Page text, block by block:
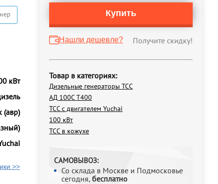
Купить
Нашли дешевле? Получите скидку!
Товар в категориях:
Дизельные генераторы ТСС
АД 100С Т400
ТСС с двигателем Yuchai
100 кВт
ТСС в кожухе
САМОВЫВОЗ:
Со склада в Москве и Подмосковье
сегодня, бесплатно
кВт
(авр)
>>